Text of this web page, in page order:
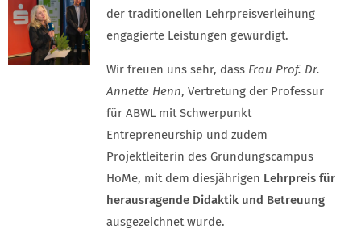
der traditionellen Lehrpreisverleihung
engagierte Leistungen gewürdigt.
Wir freuen uns sehr, dass Frau Prof. Dr.
Annette Henn, Vertretung der Professur
für ABWL mit Schwerpunkt
Entrepreneurship und zudem
Projektleiterin des Gründungscampus
HoMe, mit dem diesjährigen Lehrpreis für
herausragende Didaktik und Betreuung
ausgezeichnet wurde.